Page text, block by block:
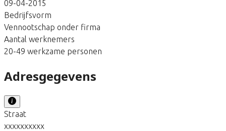
09-04-2015
Bedrijfsvorm
Vennootschap onder firma
Aantal werknemers
20-49 werkzame personen
Adresgegevens
Straat
xxxxxxxxxx